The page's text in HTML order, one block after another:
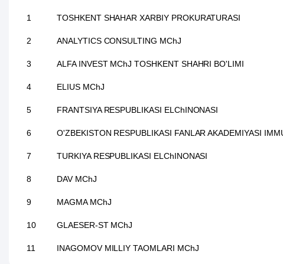
1 TOSHKENT SHAHAR XARBIY PROKURATURASI
2 ANALYTICS CONSULTING MChJ
3 ALFA INVEST MChJ TOSHKENT SHAHRI BO'LIMI
4 ELIUS MChJ
5 FRANTSIYA RESPUBLIKASI ELChINONASI
6 O'ZBEKISTON RESPUBLIKASI FANLAR AKADEMIYASI
7 TURKIYA RESPUBLIKASI ELChINONASI
8 DAV MChJ
9 MAGMA MChJ
10 GLAESER-ST MChJ
11 INAGOMOV MILLIY TAOMLARI MChJ